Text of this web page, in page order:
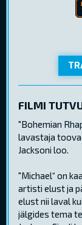
FILMI
"Bohemian
lavastaja
Jacksoni loo.
"Michael“ on
artisti elust ja
elust nii laval
jälgides tema